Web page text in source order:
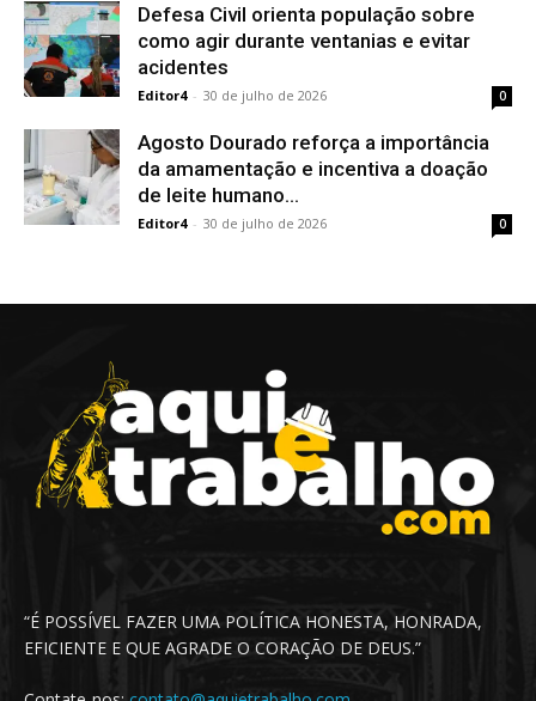
Defesa Civil orienta população sobre
como agir durante ventanias e evitar
acidentes
Editor4 - 30 de julho de 2026 0
Agosto Dourado reforça a importância
da amamentação e incentiva a doação
de leite humano...
Editor4 - 30 de julho de 2026 0
“É POSSÍVEL FAZER UMA POLÍTICA HONESTA, HONRADA,
EFICIENTE E QUE AGRADE O CORAÇÃO DE DEUS.”